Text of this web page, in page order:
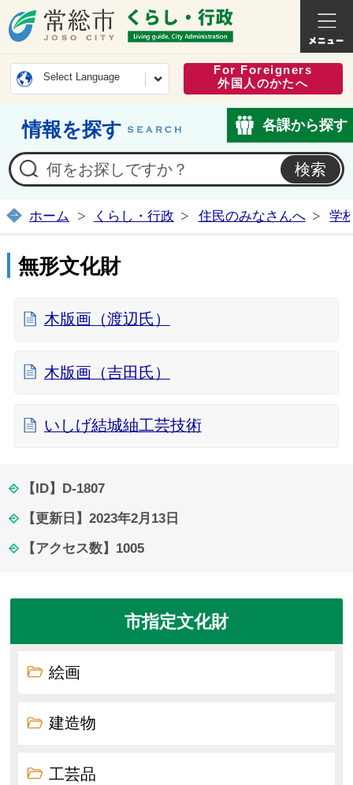
常総市公式ホームページ
くらし
Select Language
For Foreigners
外国人のかたへ
情報を探す 各課から探す
ホーム くらし・行政 住民のみなさんへ 学
無形文化財
木版画（渡辺氏）
木版画（吉田氏）
いしげ結城紬工芸技術
【ID】 D-1807
【更新日】 2023年2月13日
【アクセス数】 1005
市指定文化財
絵画
建造物
工芸品